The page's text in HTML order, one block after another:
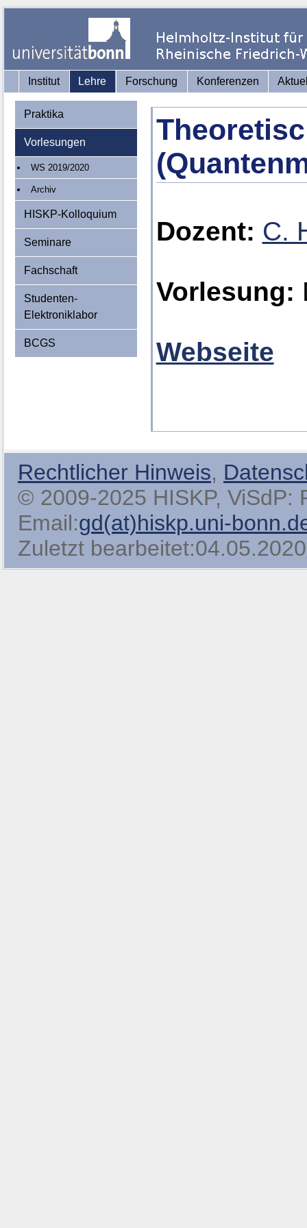
Institut Lehre Forschung Konferenzen
Praktika
Vorlesungen
WS 2019/2020
Archiv
HISKP-Kolloquium
Seminare
Fachschaft
Studenten-
Elektroniklabor
BCGS
Dozent: C.
Vorlesung:
Webseite
Rechtlicher Hinweis,
© 2009-2025 HISKP, ViSdP:
Email:gd(at)hiskp.uni-
Zuletzt